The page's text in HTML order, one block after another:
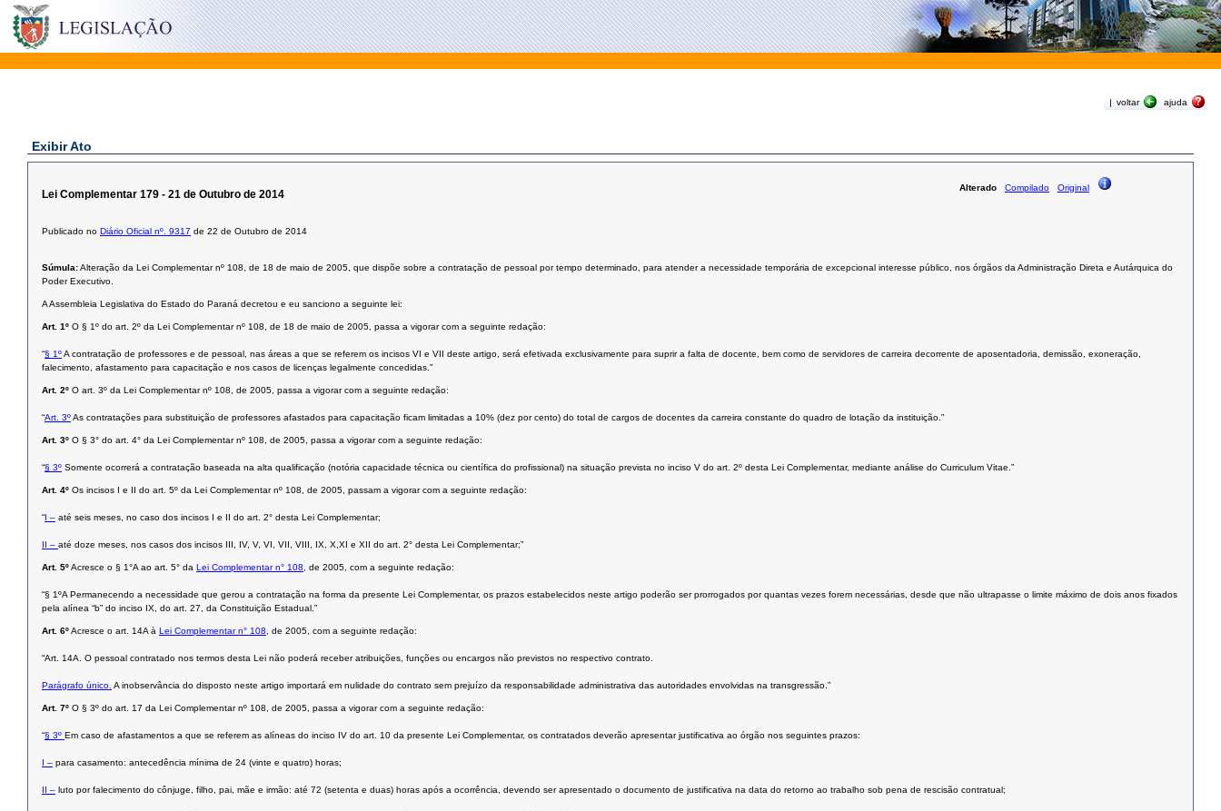
| voltar ajuda
Exibir Ato
Alterado Compilado Original
Lei Complementar 179 - 21 de Outubro de 2014
Publicado no Diário Oficial nº. 9317 de 22 de Outubro de 2014
Súmula:Alteração da Lei Complementar nº 108, de 18 de maio de 2005, que dispõe sobre a contratação de pessoal por tempo determinado, para atender a necessidade temporária de excepcional interesse público, nos órgãos da Administração Direta e Autárquica do
Poder Executivo.
A Assembleia Legislativa do Estado do Paraná decretou e eu sanciono a seguinte lei:
Art. 1º O § 1º do art. 2º da Lei Complementar nº 108, de 18 de maio de 2005, passa a vigorar com a seguinte redação:
“§ 1ºA contratação de professores e de pessoal, nas áreas a que se referem os incisos VI e VII deste artigo, será efetivada exclusivamente para suprir a falta de docente, bem como de servidores de carreira decorrente de aposentadoria, demissão, exoneração,
falecimento, afastamento para capacitação e nos casos de licenças legalmente concedidas.”
Art. 2º O art. 3º da Lei Complementar nº 108, de 2005, passa a vigorar com a seguinte redação:
“Art. 3ºAs contratações para substituição de professores afastados para capacitação ficam limitadas a 10% (dez por cento) do total de cargos de docentes da carreira constante do quadro de lotação da instituição.”
Art. 3º O § 3° do art. 4° da Lei Complementar nº 108, de 2005, passa a vigorar com a seguinte redação:
“§ 3º Somente ocorrerá a contratação baseada na alta qualificação (notória capacidade técnica ou científica do profissional) na situação prevista no inciso V do art. 2º desta Lei Complementar, mediante análise do Curriculum Vitae.”
Art. 4º Os incisos I e II do art. 5º da Lei Complementar nº 108, de 2005, passam a vigorar com a seguinte redação:
“ I – até seis meses, no caso dos incisos I e II do art. 2° desta Lei Complementar;
II – até doze meses, nos casos dos incisos III, IV, V, VI, VII, VIII, IX, X,XI e XII do art. 2° desta Lei Complementar;”
Art. 5ºAcresce o § 1°A ao art. 5° da Lei Complementar n° 108, de 2005, com a seguinte redação:
“§ 1ºA Permanecendo a necessidade que gerou a contratação na forma da presente Lei Complementar, os prazos estabelecidos neste artigo poderão ser prorrogados por quantas vezes forem necessárias, desde que não ultrapasse o limite máximo de dois anos fixados
pela alínea “b” do inciso IX, do art. 27, da Constituição Estadual.”
Art. 6ºAcresce o art. 14A à Lei Complementar n° 108, de 2005, com a seguinte redação:
“Art. 14A. O pessoal contratado nos termos desta Lei não poderá receber atribuições, funções ou encargos não previstos no respectivo contrato.
Parágrafo único. A inobservância do disposto neste artigo importará em nulidade do contrato sem prejuízo da responsabilidade administrativa das autoridades envolvidas na transgressão.”
Art. 7º O § 3º do art. 17 da Lei Complementar nº 108, de 2005, passa a vigorar com a seguinte redação:
“§ 3º Em caso de afastamentos a que se referem as alíneas do inciso IV do art. 10 da presente Lei Complementar, os contratados deverão apresentar justificativa ao órgão nos seguintes prazos:
I – para casamento: antecedência mínima de 24 (vinte e quatro) horas;
II – luto por falecimento do cônjuge, filho, pai, mãe e irmão: até 72 (setenta e duas) horas após a ocorrência, devendo ser apresentado o documento de justificativa na data do retorno ao trabalho sob pena de rescisão contratual;